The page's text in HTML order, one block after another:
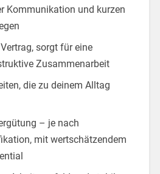
Kommunikation und kurzen
sorgt für eine
Zusammenarbeit
die zu deinem Alltag
– je nach
mit wertschätzendem